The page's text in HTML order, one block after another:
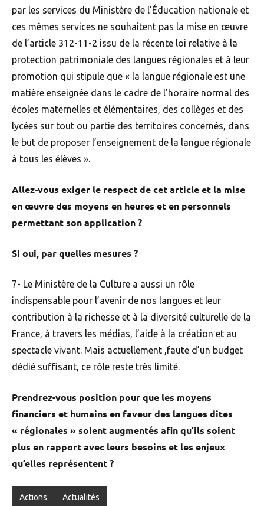
par les services du Ministère de l’Éducation nationale et
ces mêmes services ne souhaitent pas la mise en œuvre
de l’article 312-11-2 issu de la récente loi relative à la
protection patrimoniale des langues régionales et à leur
promotion qui stipule que « la langue régionale est une
matière enseignée dans le cadre de l’horaire normal des
écoles maternelles et élémentaires, des collèges et des
lycées sur tout ou partie des territoires concernés, dans
le but de proposer l’enseignement de la langue régionale
à tous les élèves ».
Allez-vous exiger le respect de cet article et la mise
en œuvre des moyens en heures et en personnels
permettant son application ?
Si oui, par quelles mesures ?
7- Le Ministère de la Culture a aussi un rôle
indispensable pour l’avenir de nos langues et leur
contribution à la richesse et à la diversité culturelle de la
France, à travers les médias, l’aide à la création et au
spectacle vivant. Mais actuellement ,faute d’un budget
dédié suffisant, ce rôle reste très limité.
Prendrez-vous position pour que les moyens
financiers et humains en faveur des langues dites
« régionales » soient augmentés afin qu’ils soient
plus en rapport avec leurs besoins et les enjeux
qu’elles représentent ?
Actions Actualités